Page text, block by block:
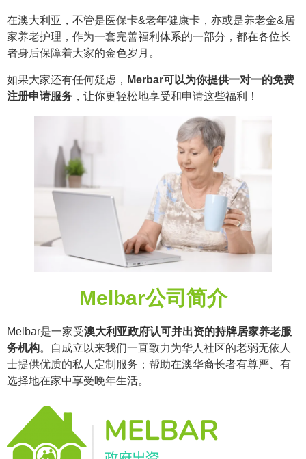
在澳大利亚，不管是医保卡&老年健康卡，亦或是养老金&居
家养老护理，作为一套完善福利体系的一部分，都在各位长
者身后保障着大家的金色岁月。
如果大家还有任何疑虑， Merbar可以为你提供一对一的免费
注册申请服务 ，让你更轻松地享受和申请这些福利！
Melbar公司简介
Melbar是一家受澳大利亚政府认可并出资的持牌居家养老服
务机构。自成立以来我们一直致力为华人社区的老弱无依人
士提供优质的私人定制服务；帮助在澳华裔长者有尊严、有
选择地在家中享受晚年生活。